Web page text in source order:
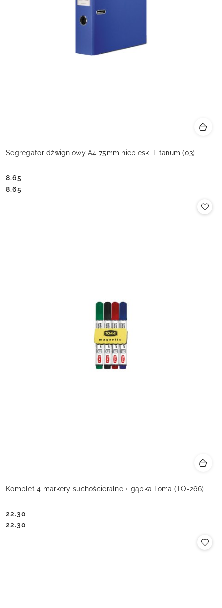
Segregator dźwigniowy A4 75mm niebieski Titanum (03)
Cena:
8.65
Cena:
8.65
Komplet 4 markery suchościeralne + gąbka Toma (TO-266)
Cena:
22.30
Cena:
22.30